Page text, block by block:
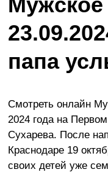
папа
Смотреть онлайн
2024 года на
Сухарева. После
Краснодаре 19
своих детей уже